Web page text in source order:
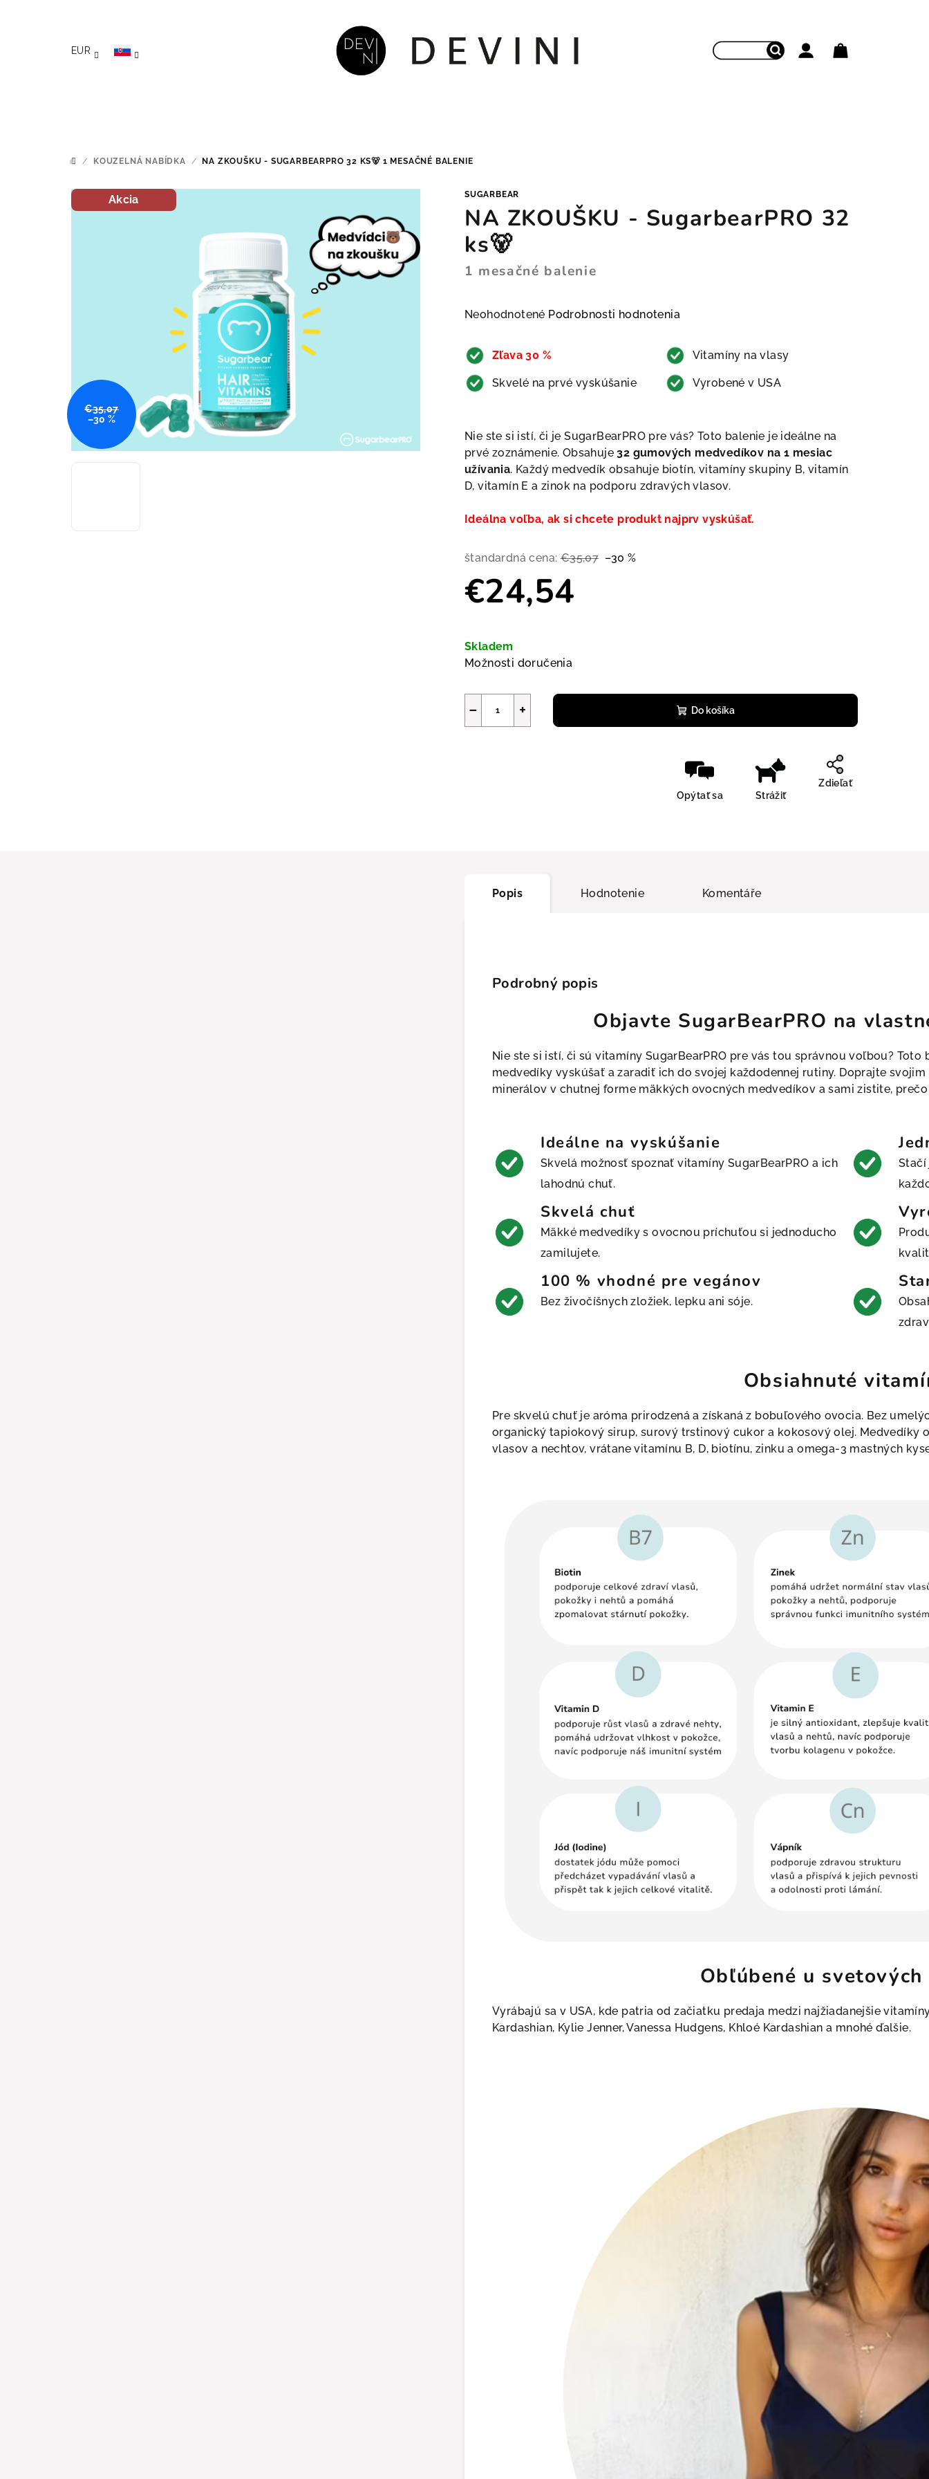
EUR
DOMOV
/ KOUZELNÁ NABÍDKA / NA ZKOUŠKU - SUGARBEARPRO 32 KS🐻 1 MESAČNÉ BALENIE
SUGARBEAR
NA ZKOUŠKU - SugarbearPRO 32
ks🐻
1 mesačné balenie
Priemerné hodnotenie produktu je 0,0 z 5 hviezdičiek.
Neohodnotené Podrobnosti hodnotenia
Zľava 30 % Vitamíny na vlasy
Skvelé na prvé vyskúšanie Vyrobené v USA
Nie ste si istí, či je SugarBearPRO pre vás? Toto balenie je ideálne na
prvé zoznámenie. Obsahuje32 gumových medvedíkov na 1 mesiac
užívania. Každý medvedík obsahuje biotín, vitamíny skupiny B, vitamín
D, vitamín E a zinok na podporu zdravých vlasov.
Ideálna voľba, ak si chcete produkt najprv vyskúšať.
štandardná cena: €35,07 –30 %
€24,54
Skladem
Možnosti doručenia
+
− Do košíka
Opýtať sa Strážiť
Zdieľať
Akcia
€35,07
–30 %
Popis Hodnotenie Komentáře
Podrobný popis
Objavte SugarBearPRO na
Nie ste si istí, či sú vitamíny SugarBearPRO pre vás tou správnou voľbou?
medvedíky vyskúšať a zaradiť ich do svojej každodennej rutiny. Doprajte
minerálov v chutnej forme mäkkých ovocných medvedíkov a sami zistite,
Ideálne na vyskúšanie
Skvelá možnosť spoznať vitamíny SugarBearPRO a ich
lahodnú chuť.
Stačí
Skvelá chuť
Mäkké medvedíky s ovocnou príchuťou si jednoducho
zamilujete.
100 % vhodné pre vegánov
Bez živočíšnych zložiek, lepku ani sóje.
Obsiahnuté
Pre skvelú chuť je aróma prirodzená a získaná z bobuľového ovocia. Bez
organický tapiokový sirup, surový trstinový cukor a kokosový olej. Medvedíky
vlasov a nechtov, vrátane vitamínu B, D, biotínu, zinku a omega-3 mastných
Obľúbené u svetových
Vyrábajú sa v USA, kde patria od začiatku predaja medzi najžiadanejšie
Kardashian, Kylie Jenner, Vanessa Hudgens, Khloé Kardashian a mnohé ďalšie.